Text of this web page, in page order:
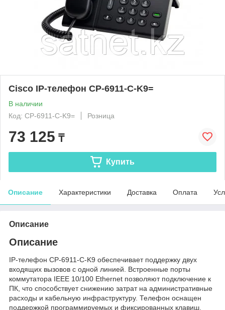
Cisco IP-телефон CP-6911-C-K9=
В наличии
Код: CP-6911-C-K9=
Розница
73 125 ₸
Купить
Описание Характеристики Доставка Оплата
Описание
Описание
IP-телефон CP-6911-C-K9 обеспечивает поддержку двух
входящих вызовов с одной линией. Встроенные порты
коммутатора IEEE 10/100 Ethernet позволяют подключение к
ПК, что способствует снижению затрат на административные
расходы и кабельную инфраструктуру. Телефон оснащен
поддержкой программируемых и фиксированных клавиш.